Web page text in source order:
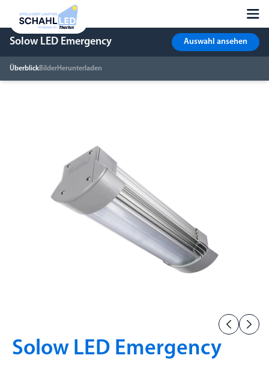
Solow LED Emergency
ÜberblickBilderHerunterladen
Auswahl ansehen
Solow LED Emergency